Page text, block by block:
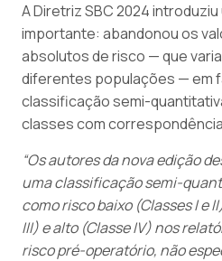
A Diretriz SBC 2024 introduziu
importante: abandonou os
absolutos de risco — que
diferentes populações — em
classificação semi-
classes com
“Os autores da nova edição
uma classificação semi-
como risco baixo (Classes I e
III) e alto (Classe IV) nos
risco pré-operatório, não